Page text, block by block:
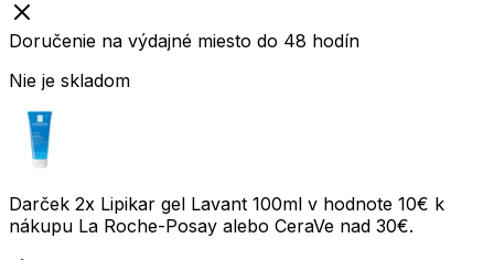
Doručenie na výdajné miesto do 48 hodín
Nie je skladom
Darček 2x Lipikar gel Lavant 100ml v hodnote 10€ k
nákupu La Roche-Posay alebo CeraVe nad 30€.